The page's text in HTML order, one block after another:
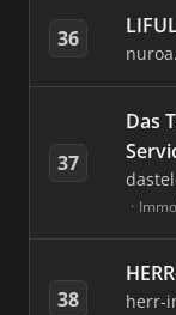
36
37
Das
38 herr-